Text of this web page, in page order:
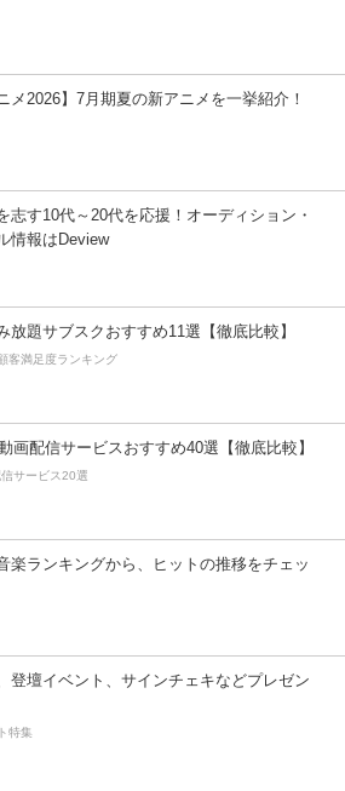
メ2026】7月期夏の新アニメを一挙紹介！
志す10代～20代を応援！オーディション・
情報はDeview
放題サブスクおすすめ11選【徹底比較】
客満足度ランキング
画配信サービスおすすめ40選【徹底比較】
サービス20選
楽ランキングから、ヒットの推移をチェッ
登壇イベント、サインチェキなどプレゼン
特集